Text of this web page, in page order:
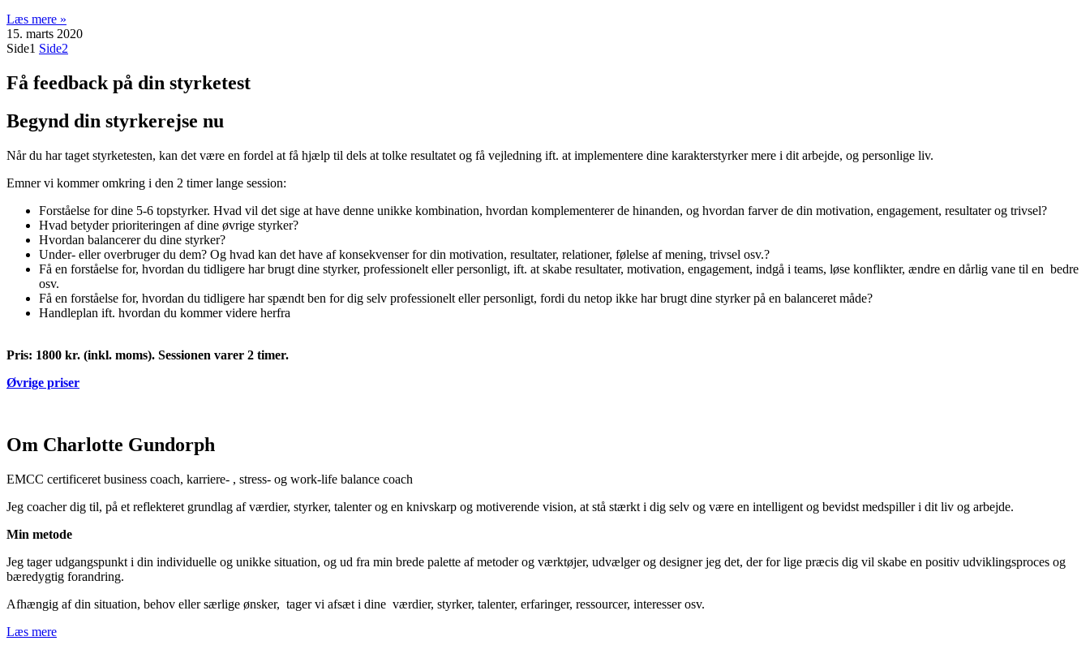
Læs mere »
15. marts 2020
Side1 Side2
Få feedback på din styrketest
Begynd din styrkerejse nu
Når du har taget styrketesten, kan det være en fordel at få hjælp til dels at tolke resultatet og få vejledning ift. at implementere dine karakterstyrker mere i dit arbejde, og personlige liv.
Emner vi kommer omkring i den 2 timer lange session:
Forståelse for dine 5-6 topstyrker. Hvad vil det sige at have denne unikke kombination, hvordan komplementerer de hinanden, og hvordan farver de din motivation, engagement, resultater og trivsel?
Hvad betyder prioriteringen af dine øvrige styrker?
Hvordan balancerer du dine styrker?
Under- eller overbruger du dem? Og hvad kan det have af konsekvenser for din motivation, resultater, relationer, følelse af mening, trivsel osv.?
Få en forståelse for, hvordan du tidligere har brugt dine styrker, professionelt eller personligt, ift. at skabe resultater, motivation, engagement, indgå i teams, løse konflikter, ændre en dårlig vane til en bedre
osv.
Få en forståelse for, hvordan du tidligere har spændt ben for dig selv professionelt eller personligt, fordi du netop ikke har brugt dine styrker på en balanceret måde?
Handleplan ift. hvordan du kommer videre herfra
Pris: 1800 kr. (inkl. moms). Sessionen varer 2 timer.
Øvrige priser
Om Charlotte Gundorph
EMCC certificeret business coach, karriere- , stress- og work-life balance coach
Jeg coacher dig til, på et reflekteret grundlag af værdier, styrker, talenter og en knivskarp og motiverende vision, at stå stærkt i dig selv og være en intelligent og bevidst medspiller i dit liv og arbejde.
Min metode
Jeg tager udgangspunkt i din individuelle og unikke situation, og ud fra min brede palette af metoder og værktøjer, udvælger og designer jeg det, der for lige præcis dig vil skabe en positiv udviklingsproces og
bæredygtig forandring.
Afhængig af din situation, behov eller særlige ønsker, tager vi afsæt i dine værdier, styrker, talenter, erfaringer, ressourcer, interesser osv.
Læs mere